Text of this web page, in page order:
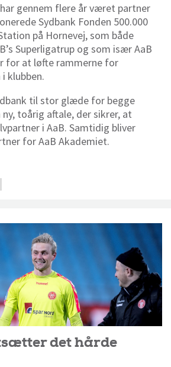
gennem flere år været partner
Sydbank Fonden 500.000
på Hornevej, som både
Superligatrup og som især AaB
for at løfte rammerne for
klubben.
til stor glæde for begge
toårig aftale, der sikrer, at
i AaB. Samtidig bliver
for AaB Akademiet.
det hårde